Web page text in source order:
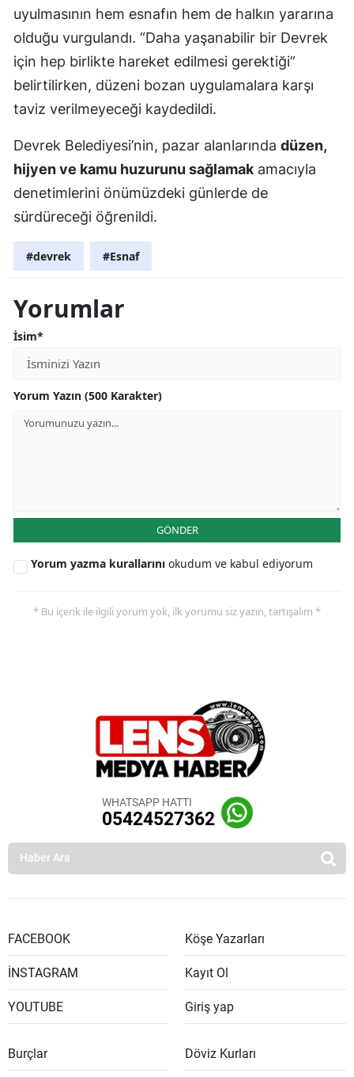
uyulmasının hem esnafın hem de halkın yararına
olduğu vurgulandı. “Daha yaşanabilir bir Devrek
için hep birlikte hareket edilmesi gerektiği”
belirtilirken, düzeni bozan uygulamalara karşı
taviz verilmeyeceği kaydedildi.
Devrek Belediyesi’nin, pazar alanlarında düzen,
hijyen ve kamu huzurunu sağlamakamacıyla
denetimlerini önümüzdeki günlerde de
sürdüreceği öğrenildi.
#devrek #Esnaf
Yorumlar
İsim*
Yorum Yazın (500 Karakter)
GÖNDER
Yorum yazma kurallarını okudum ve kabul ediyorum
* Bu içerik ile ilgili yorum yok, ilk yorumu siz yazın, tartışalım *
WHATSAPP HATTI
05424527362
FACEBOOK
İNSTAGRAM
YOUTUBE
Köşe Yazarları
Kayıt Ol
Giriş yap
Burçlar Döviz Kurları